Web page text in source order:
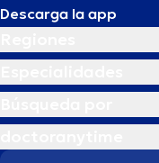
Descarga la app